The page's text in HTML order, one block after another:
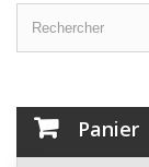
Panier